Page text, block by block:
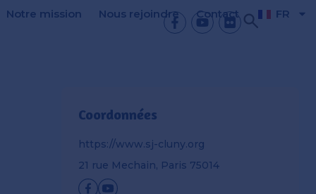
Notre mission Nous rejoindre Contact FR
Coordonnées
https://www.sj-cluny.org
21 rue Mechain, Paris 75014